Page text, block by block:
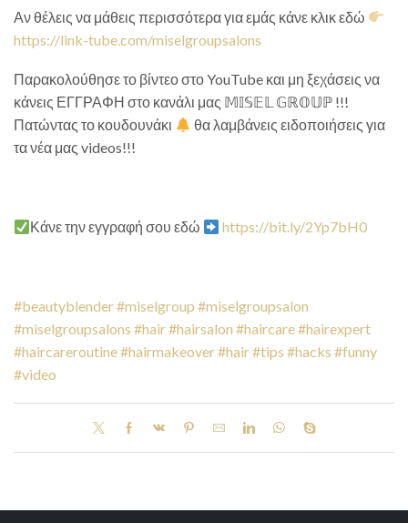
Αν θέλεις να μάθεις περισσότερα για εμάς κάνε κλικ εδώ
https://link-tube.com/miselgroupsalons
Παρακολούθησε το βίντεο στο YouTube και μη ξεχάσεις να
κάνεις ΕΓΓΡΑΦΗ στο κανάλι μας 𝕄𝕀𝕊𝔼𝕃 𝔾ℝ𝕆𝕌ℙ !!!
Πατώντας το κουδουνάκι
θα λαμβάνεις ειδοποιήσεις για
τα νέα μας videos!!!
Κάνε την εγγραφή σου εδώ https://bit.ly/2Yp7bH0
#beautyblender#miselgroup #miselgroupsalon
#miselgroupsalons #hair#hairsalon #haircare#hairexpert
#haircareroutine#hairmakeover#hair#tips #hacks #funny
#video